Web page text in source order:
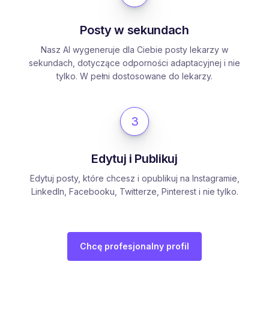
Posty w sekundach
Nasz AI wygeneruje dla Ciebie posty lekarzy w
sekundach, dotyczące odporności adaptacyjnej i nie
tylko. W pełni dostosowane do lekarzy.
3
Edytuj i Publikuj
Edytuj posty, które chcesz i opublikuj na Instagramie,
LinkedIn, Facebooku, Twitterze, Pinterest i nie tylko.
Chcę profesjonalny profil